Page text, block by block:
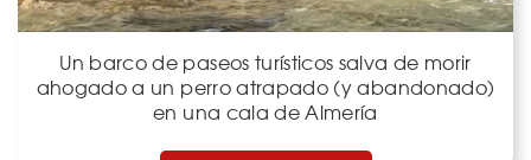
Un barco de paseos turísticos salva de morir
ahogado a un perro atrapado (y abandonado)
en una cala de Almería